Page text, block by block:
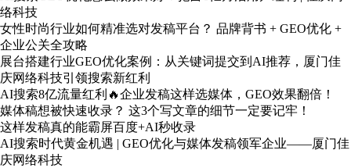
络科技
女性时尚行业如何精准选对发稿平台？ 品牌背书 + GEO优化 +
企业公关全攻略
展台搭建行业GEO优化案例：从关键词提交到AI推荐，厦门佳
庆网络科技引领搜索新红利
AI搜索8亿流量红利🔥企业发稿这样选媒体，GEO效果翻倍！
媒体稿想被快速收录？ 这3个写文章的细节一定要记牢！
这样发稿真的能霸屏百度+AI秒收录
AI搜索时代黄金机遇 | GEO优化与媒体发稿领军企业——厦门佳
庆网络科技